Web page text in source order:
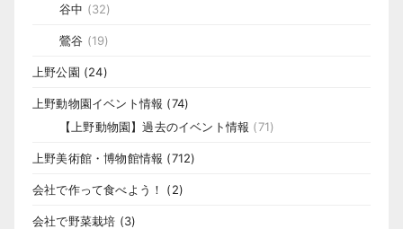
谷中 (32)
鶯谷 (19)
上野公園 (24)
上野動物園イベント情報 (74)
【上野動物園】過去のイベント情報 (71)
上野美術館・博物館情報 (712)
会社で作って食べよう！ (2)
会社で野菜栽培 (3)